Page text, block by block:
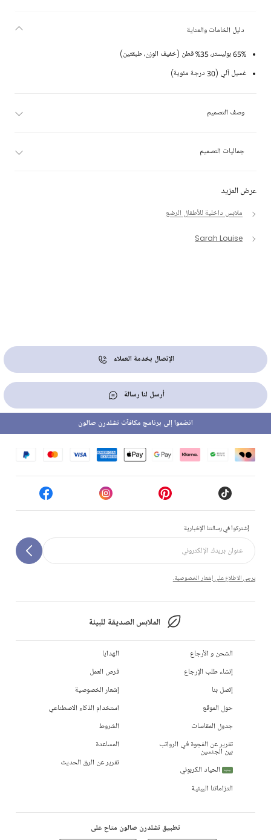
عرض المزيد
ملابس داخلية للأطفال الرضع
Sarah Louise
دليل الخامات والعناية
65% بوليستر، 35% قطن (خفيف الوزن، طبقتين)
غسيل آلي (30 درجة مئوية)
وصف التصميم
جماليات التصميم
الإتصال بخدمة العملاء
أرسل لنا رسالة
إشتركوا في رسالتنا الإخبارية
يرجى الاطلاع على إشعار الخصوصية.
الملابس الصديقة للبيئة
انضموا إلى برنامج مكافآت تشلدرن صالون
الشحن و الأرجاع
إنشاء طلب الإرجاع
إتصل بنا
حول الموقع
جدول المقاسات
تقرير عن الفجوة في الرواتب
بين الجنسين
جديد
الحياد الكربوني
التزاماتنا البيئية
الهدايا
فرص العمل
إشعار الخصوصية
استخدام الذكاء الاصطناعي
الشروط
المساعدة
تقرير عن الرق الحديث
تطبيق تشلدرن صالون متاح على